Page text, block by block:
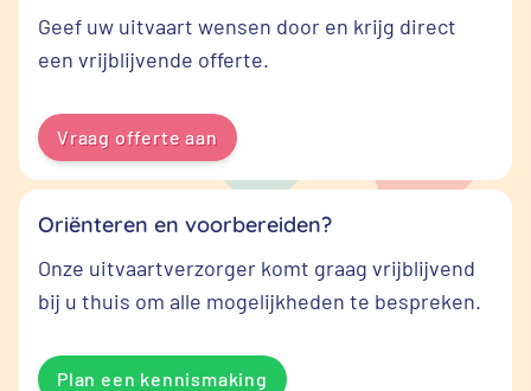
Geef uw uitvaart wensen door en krijg direct
een vrijblijvende offerte.
Vraag offerte aan
Oriënteren en voorbereiden?
Onze uitvaartverzorger komt graag vrijblijvend
bij u thuis om alle mogelijkheden te bespreken.
Plan een kennismaking